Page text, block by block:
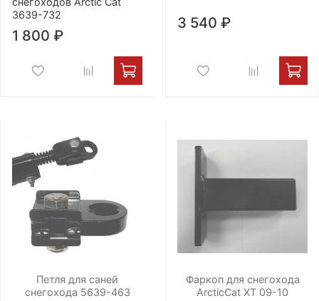
3639-732
1 800 ₽
3 540 ₽
Петля для саней
снегохода 5639-463
Фаркоп для снегохода
ArcticCat XT 09-10